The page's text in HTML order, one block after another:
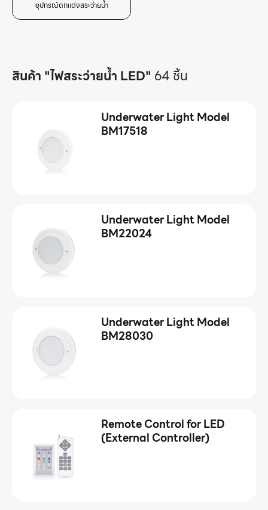
อุปกรณ์ตกเเต่งสระว่ายน้ำ
สินค้า "ไฟสระว่ายน้ำ LED" 64 ชิ้น
Underwater Light Model
BM17518
Underwater Light Model
BM22024
Underwater Light Model
BM28030
Remote Control for LED
(External Controller)